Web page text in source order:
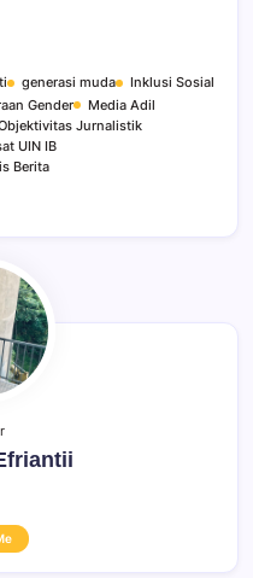
generasi muda
Inklusi Sosial
Gender
Media Adil
Jurnalistik
UIN IB
Berita